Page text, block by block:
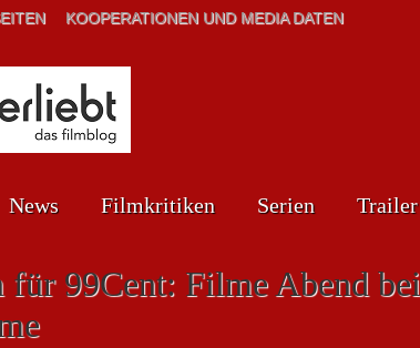
KOOPERATIONEN UND MEDIA DATEN
News Filmkritiken Serien Trailer
für 99Cent: Filme Abend bei